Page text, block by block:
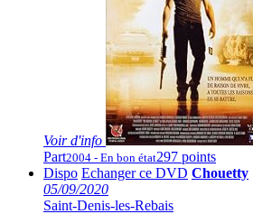
Voir d'info
Part2004 - En bon état297 points
Dispo Echanger ce DVD Chouetty
05/09/2020
Saint-Denis-les-Rebais